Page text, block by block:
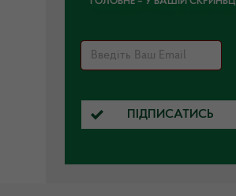
ПІДПИСАТИСЬ